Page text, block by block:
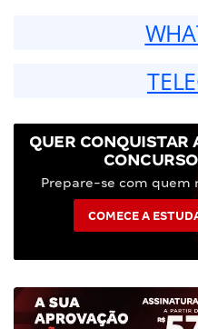
QUER CONQUISTAR
Prepare-se com quem
COMECE A